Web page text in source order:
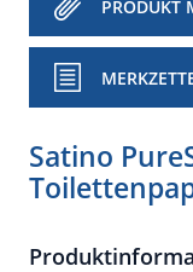
PRODUKT
Satino